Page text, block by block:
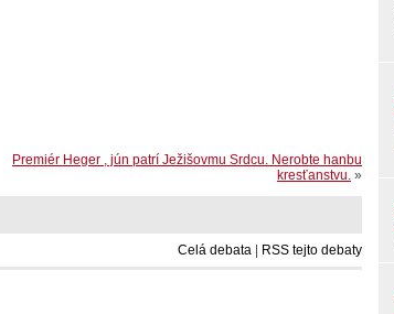
Premiér Heger , jún patrí Ježišovmu Srdcu. Nerobte hanbu
kresťanstvu. »
Celá debata RSS tejto debaty